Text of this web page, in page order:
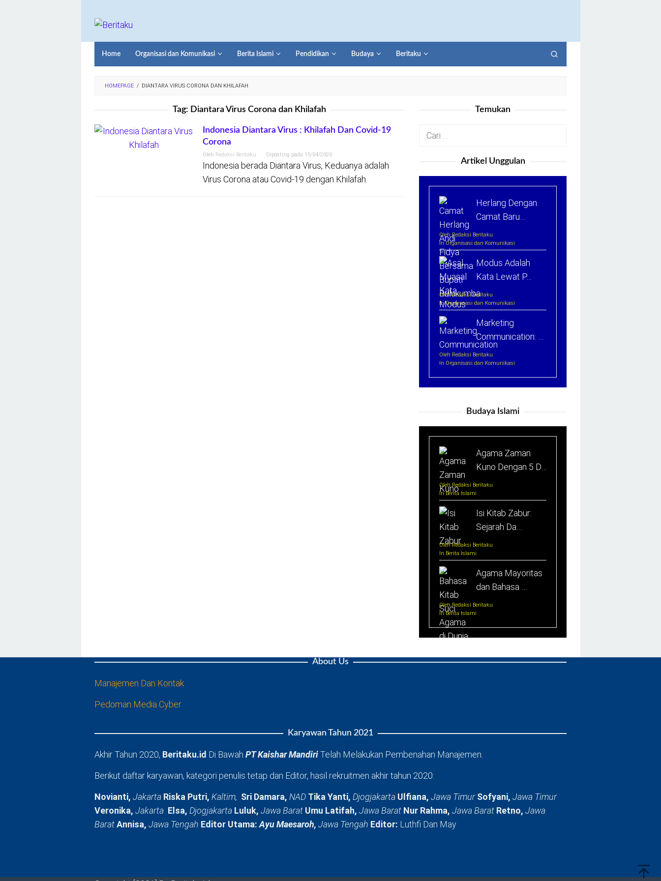
Home Organisasi dan Komunikasi Berita Islami Pendidikan Budaya Beritaku
HOMEPAGE / DIANTARA VIRUS CORONA DAN KHILAFAH
Tag: Diantara Virus Corona dan Khilafah
Indonesia Diantara Virus : Khilafah Dan Covid-19
Corona
Oleh Redaksi Beritaku Diposting pada 15/04/2020
Indonesia berada Diantara Virus, Keduanya adalah
Virus Corona atau Covid-19 dengan Khilafah.
Temukan
Cari
Artikel Unggulan
Herlang Dengan
Camat Baru…
Oleh Redaksi Beritaku
In Organisasi dan Komunikasi
Modus Adalah
Kata Lewat P…
Oleh Redaksi Beritaku
In Organisasi dan Komunikasi
Marketing
Communication: …
Oleh Redaksi Beritaku
In Organisasi dan Komunikasi
Budaya Islami
Agama Zaman
Kuno Dengan 5 D…
Oleh Redaksi Beritaku
In Berita Islami
Isi Kitab Zabur:
Sejarah Da…
Oleh Redaksi Beritaku
In Berita Islami
Agama Mayoritas
dan Bahasa …
Oleh Redaksi Beritaku
In Berita Islami
About Us
Manajemen Dan Kontak
Pedoman Media Cyber
Karyawan Tahun 2021
Akhir Tahun 2020, Beritaku.id Di Bawah PT Kaishar MandiriTelah Melakukan Pembenahan Manajemen.
Berikut daftar karyawan, kategori penulis tetap dan Editor, hasil rekruitmen akhir tahun 2020:
Novianti, Jakarta Riska Putri, Kaltim, Sri Damara, NAD Tika Yanti, Djogjakarta Ulfiana, Jawa TimurSofyani, Jawa Timur
Veronika, Jakarta Elsa, Djogjakarta Luluk, Jawa Barat Umu Latifah, Jawa Barat Nur Rahma, Jawa Barat Retno, Jawa
BaratAnnisa, Jawa Tengah Editor Utama:Ayu Maesaroh, Jawa Tengah Editor: Luthfi Dan May